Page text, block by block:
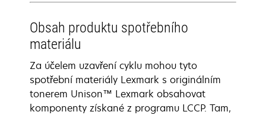
Obsah produktu spotřebního
materiálu
Za účelem uzavření cyklu mohou tyto
spotřební materiály Lexmark s originálním
tonerem Unison™ Lexmark obsahovat
komponenty získané z programu LCCP. Tam,